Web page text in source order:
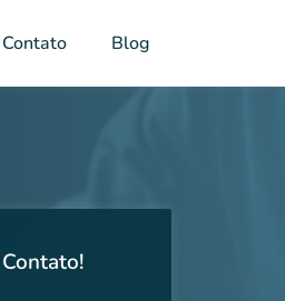
Contato Blog